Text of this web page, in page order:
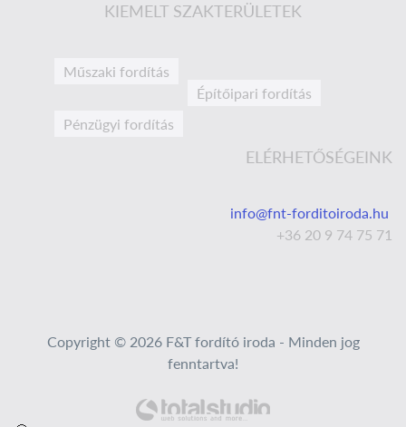
KIEMELT SZAKTERÜLETEK
Műszaki fordítás
Építőipari fordítás
Pénzügyi fordítás
ELÉRHETŐSÉGEINK
info@fnt-forditoiroda.hu
+36 20 9 74 75 71
Copyright © 2026 F&T fordító iroda - Minden jog
fenntartva!